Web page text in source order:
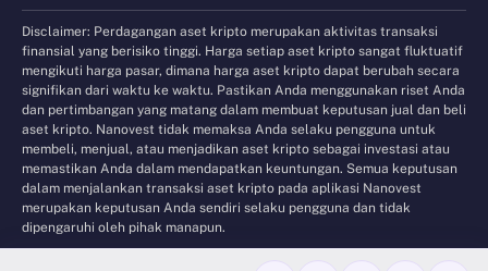
Disclaimer: Perdagangan aset kripto merupakan aktivitas transaksi
finansial yang berisiko tinggi. Harga setiap aset kripto sangat fluktuatif
mengikuti harga pasar, dimana harga aset kripto dapat berubah secara
signifikan dari waktu ke waktu. Pastikan Anda menggunakan riset Anda
dan pertimbangan yang matang dalam membuat keputusan jual dan beli
aset kripto. Nanovest tidak memaksa Anda selaku pengguna untuk
membeli, menjual, atau menjadikan aset kripto sebagai investasi atau
memastikan Anda dalam mendapatkan keuntungan. Semua keputusan
dalam menjalankan transaksi aset kripto pada aplikasi Nanovest
merupakan keputusan Anda sendiri selaku pengguna dan tidak
dipengaruhi oleh pihak manapun.